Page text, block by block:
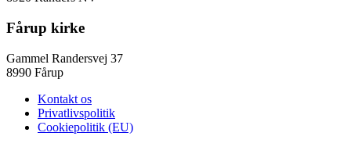
Fårup kirke
Gammel Randersvej 37
8990 Fårup
Kontakt os
Privatlivspolitik
Cookiepolitik (EU)